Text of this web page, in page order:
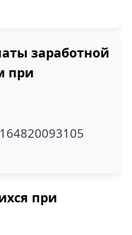
заработной
при
при